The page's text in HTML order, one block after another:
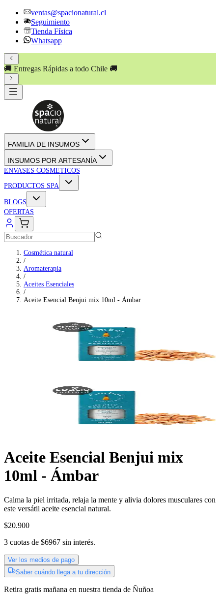
ventas@spacionatural.cl
Seguimiento
Tienda Física
Whatsapp
🚚 Entregas Rápidas a todo Chile 🚚
FAMILIA DE INSUMOS
INSUMOS POR ARTESANÍA
ENVASES COSMETICOS
PRODUCTOS SPA
BLOGS
OFERTAS
Cosmética natural
/
Aromaterapia
/
Aceites Esenciales
/
Aceite Esencial Benjui mix 10ml - Ámbar
Aceite Esencial Benjui mix
10ml - Ámbar
Calma la piel irritada, relaja la mente y alivia dolores musculares con
este versátil aceite esencial natural.
$20.900
3 cuotas de $6967 sin interés.
Ver los medios de pago
Saber cuándo llega a tu dirección
Retira gratis mañana en nuestra tienda de Ñuñoa